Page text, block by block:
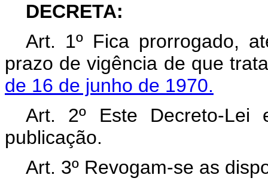
DECRETA:
Art. 1º Fica prorrogado,
prazo de vigência de que
de 16 de junho de 1970.
Art. 2º Este Decreto-
publicação.
Art. 3º Revogam-se as